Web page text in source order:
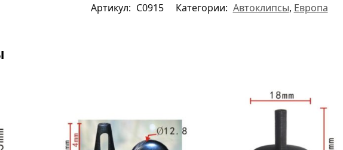
Артикул: C0915 Категории: Автоклипсы, Европа